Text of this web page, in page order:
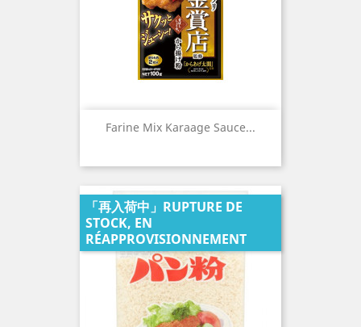
Farine Mix Karaage Sauce...
「再入荷中」RUPTURE DE
STOCK, EN
RÉAPPROVISIONNEMENT